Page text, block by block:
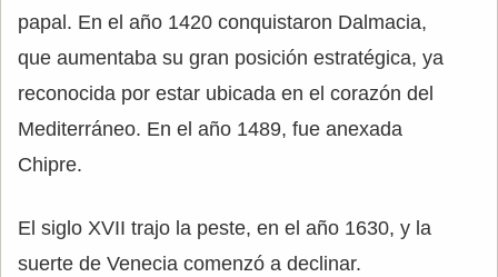
papal. En el año 1420 conquistaron Dalmacia,
que aumentaba su gran posición estratégica, ya
reconocida por estar ubicada en el corazón del
Mediterráneo. En el año 1489, fue anexada
Chipre.
El siglo XVII trajo la peste, en el año 1630, y la
suerte de Venecia comenzó a declinar.